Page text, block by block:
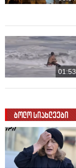
01:53
ბოლო სიახლეები